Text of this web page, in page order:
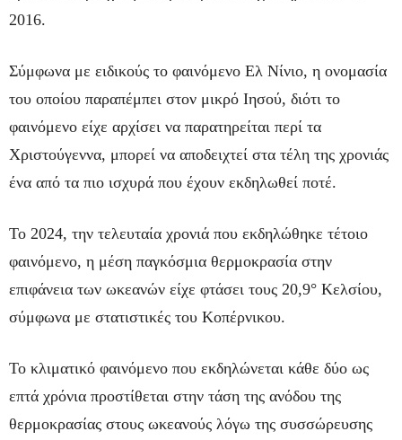
2016.
Σύμφωνα με ειδικούς το φαινόμενο Ελ Νίνιο, η ονομασία
του οποίου παραπέμπει στον μικρό Ιησού, διότι το
φαινόμενο είχε αρχίσει να παρατηρείται περί τα
Χριστούγεννα, μπορεί να αποδειχτεί στα τέλη της χρονιάς
ένα από τα πιο ισχυρά που έχουν εκδηλωθεί ποτέ.
Το 2024, την τελευταία χρονιά που εκδηλώθηκε τέτοιο
φαινόμενο, η μέση παγκόσμια θερμοκρασία στην
επιφάνεια των ωκεανών είχε φτάσει τους 20,9° Κελσίου,
σύμφωνα με στατιστικές του Κοπέρνικου.
Το κλιματικό φαινόμενο που εκδηλώνεται κάθε δύο ως
επτά χρόνια προστίθεται στην τάση της ανόδου της
θερμοκρασίας στους ωκεανούς λόγω της συσσώρευσης